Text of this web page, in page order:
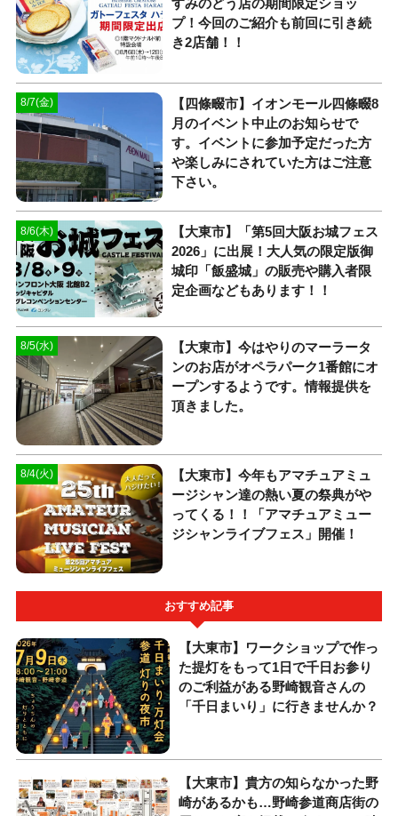
すみのどう店の期間限定ショッ
プ！今回のご紹介も前回に引き続
き2店舗！！
8/7(金)
【四條畷市】イオンモール四條畷8
月のイベント中止のお知らせで
す。イベントに参加予定だった方
や楽しみにされていた方はご注意
下さい。
8/6(木)
【大東市】「第5回大阪お城フェス
2026」に出展！大人気の限定版御
城印「飯盛城」の販売や購入者限
定企画などもあります！！
8/5(水)
【大東市】今はやりのマーラータ
ンのお店がオペラパーク1番館にオ
ープンするようです。情報提供を
頂きました。
8/4(火)
【大東市】今年もアマチュアミュ
ージシャン達の熱い夏の祭典がや
ってくる！！「アマチュアミュー
ジシャンライブフェス」開催！
おすすめ記事
【大東市】ワークショップで作っ
た提灯をもって1日で千日お参り
のご利益がある野崎観音さんの
「千日まいり」に行きませんか？
【大東市】貴方の知らなかった野
崎があるかも…野崎参道商店街の